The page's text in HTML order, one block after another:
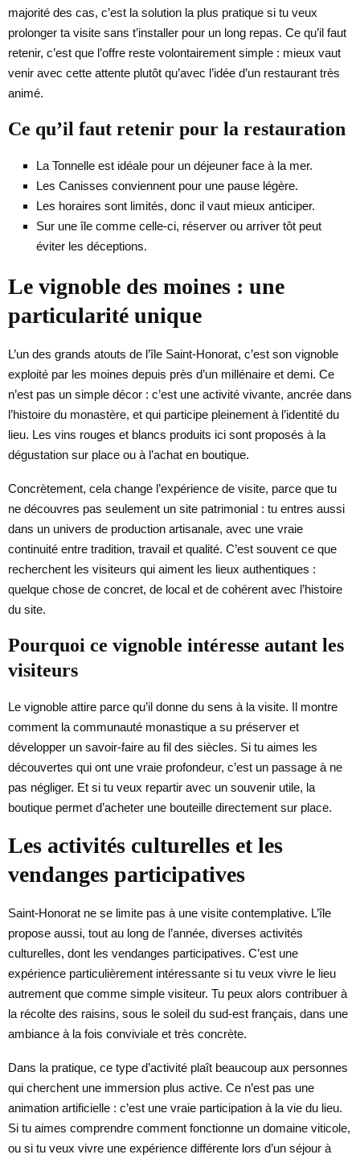
majorité des cas, c’est la solution la plus pratique si tu veux
prolonger ta visite sans t’installer pour un long repas. Ce qu’il faut
retenir, c’est que l’offre reste volontairement simple : mieux vaut
venir avec cette attente plutôt qu’avec l’idée d’un restaurant très
animé.
Ce qu’il faut retenir pour la restauration
La Tonnelle est idéale pour un déjeuner face à la mer.
Les Canisses conviennent pour une pause légère.
Les horaires sont limités, donc il vaut mieux anticiper.
Sur une île comme celle-ci, réserver ou arriver tôt peut
éviter les déceptions.
Le vignoble des moines : une
particularité unique
L’un des grands atouts de l’île Saint-Honorat, c’est son vignoble
exploité par les moines depuis près d’un millénaire et demi. Ce
n’est pas un simple décor : c’est une activité vivante, ancrée dans
l’histoire du monastère, et qui participe pleinement à l’identité du
lieu. Les vins rouges et blancs produits ici sont proposés à la
dégustation sur place ou à l’achat en boutique.
Concrètement, cela change l’expérience de visite, parce que tu
ne découvres pas seulement un site patrimonial : tu entres aussi
dans un univers de production artisanale, avec une vraie
continuité entre tradition, travail et qualité. C’est souvent ce que
recherchent les visiteurs qui aiment les lieux authentiques :
quelque chose de concret, de local et de cohérent avec l’histoire
du site.
Pourquoi ce vignoble intéresse autant les
visiteurs
Le vignoble attire parce qu’il donne du sens à la visite. Il montre
comment la communauté monastique a su préserver et
développer un savoir-faire au fil des siècles. Si tu aimes les
découvertes qui ont une vraie profondeur, c’est un passage à ne
pas négliger. Et si tu veux repartir avec un souvenir utile, la
boutique permet d’acheter une bouteille directement sur place.
Les activités culturelles et les
vendanges participatives
Saint-Honorat ne se limite pas à une visite contemplative. L’île
propose aussi, tout au long de l’année, diverses activités
culturelles, dont les vendanges participatives. C’est une
expérience particulièrement intéressante si tu veux vivre le lieu
autrement que comme simple visiteur. Tu peux alors contribuer à
la récolte des raisins, sous le soleil du sud-est français, dans une
ambiance à la fois conviviale et très concrète.
Dans la pratique, ce type d’activité plaît beaucoup aux personnes
qui cherchent une immersion plus active. Ce n’est pas une
animation artificielle : c’est une vraie participation à la vie du lieu.
Si tu aimes comprendre comment fonctionne un domaine viticole,
ou si tu veux vivre une expérience différente lors d’un séjour à